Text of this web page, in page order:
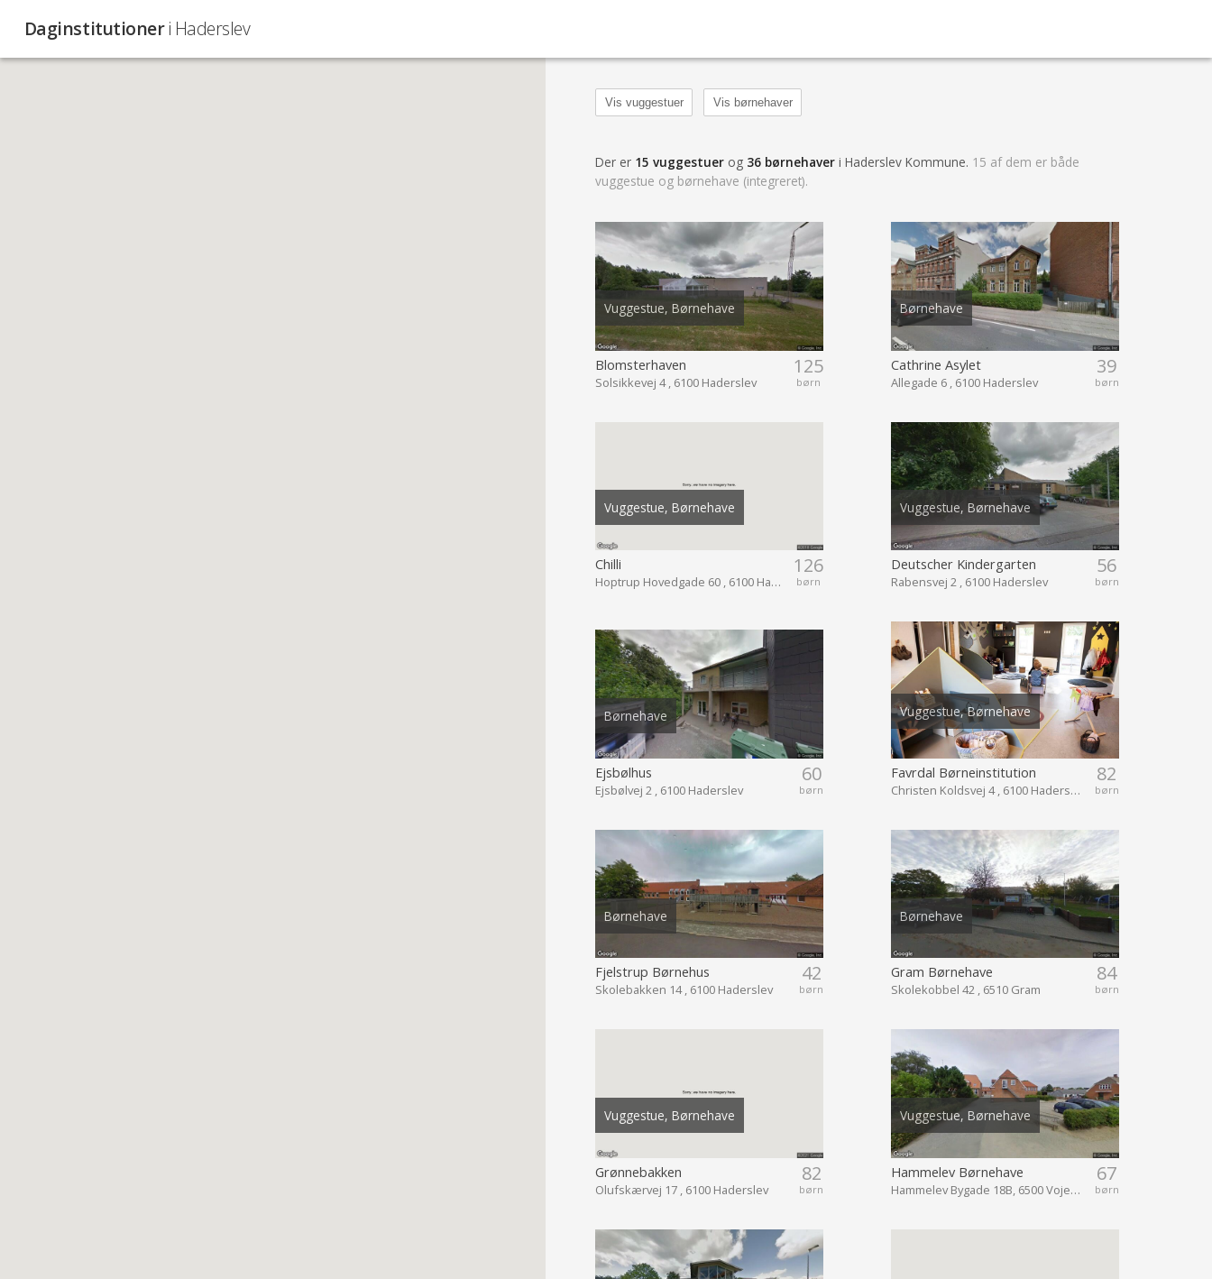
Daginstitutioneri Haderslev
Vis vuggestuer Vis børnehaver
Der er 15 vuggestuer og 36 børnehaver i Haderslev Kommune. 15 af dem er både
vuggestue og børnehave (integreret).
Vuggestue, Børnehave
125
børn
Blomsterhaven
Solsikkevej 4 , 6100 Haderslev
Børnehave
39
børn
Cathrine Asylet
Allegade 6 , 6100 Haderslev
Vuggestue, Børnehave
126
børn
Chilli
Hoptrup Hovedgade 60 , 6100 Haderslev
Vuggestue, Børnehave
56
børn
Deutscher Kindergarten
Rabensvej 2 , 6100 Haderslev
Børnehave
60
børn
Ejsbølhus
Ejsbølvej 2 , 6100 Haderslev
Vuggestue, Børnehave
82
børn
Favrdal Børneinstitution
Christen Koldsvej 4 , 6100 Haderslev
Børnehave
42
børn
Fjelstrup Børnehus
Skolebakken 14 , 6100 Haderslev
Børnehave
84
børn
Gram Børnehave
Skolekobbel 42 , 6510 Gram
Vuggestue, Børnehave
82
børn
Grønnebakken
Olufskærvej 17 , 6100 Haderslev
Vuggestue, Børnehave
67
børn
Hammelev Børnehave
Hammelev Bygade 18B, 6500 Vojens